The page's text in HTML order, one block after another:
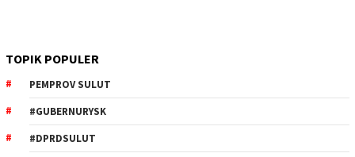
TOPIK POPULER
PEMPROV SULUT
#GUBERNURYSK
#DPRDSULUT